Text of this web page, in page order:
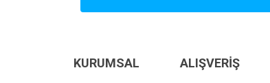
Bu ürüne benzer farklı alternatifler olmalı.
KURUMSAL ALIŞVERİŞ